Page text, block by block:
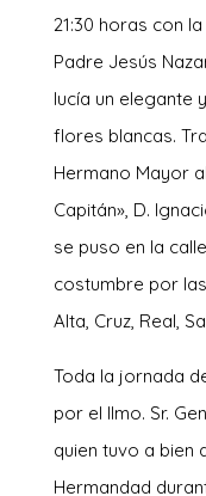
21:30 horas con
Padre Jesús
lucía un elegante
flores blancas.
Hermano Mayor
Capitán», D.
se puso en la
costumbre por
Alta, Cruz, Real,
Toda la jornada
por el Ilmo. Sr.
quien tuvo a bien
Hermandad